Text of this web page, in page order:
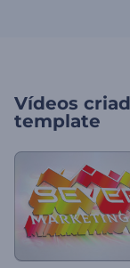
Vídeos
template